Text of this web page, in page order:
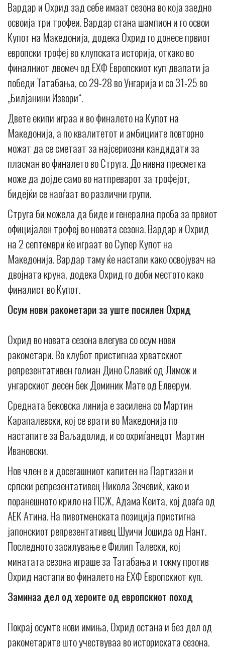
Вардар и Охрид зад себе имаат сезона во која заедно
освоија три трофеи. Вардар стана шампион и го освои
Купот на Македонија, додека Охрид го донесе првиот
европски трофеј во клупската историја, откако во
финалниот двомеч од ЕХФ Европскиот куп двапати ја
победи Татабања, со 29-28 во Унгарија и со 31-25 во
„Билјанини Извори“.
Двете екипи играа и во финалето на Купот на
Македонија, а по квалитетот и амбициите повторно
можат да се сметаат за најсериозни кандидати за
пласман во финалето во Струга. До нивна пресметка
може да дојде само во натпреварот за трофејот,
бидејќи се наоѓаат во различни групи.
Струга би можела да биде и генерална проба за првиот
официјален трофеј во новата сезона. Вардар и Охрид
на 2 септември ќе играат во Супер Купот на
Македонија. Вардар таму ќе настапи како освојувач на
двојната круна, додека Охрид го доби местото како
финалист во Купот.
Осум нови ракометари за уште посилен Охрид
Охрид во новата сезона влегува со осум нови
ракометари. Во клубот пристигнаа хрватскиот
репрезентативен голман Дино Славиќ од Лимож и
унгарскиот десен бек Доминик Мате од Елверум.
Средната бековска линија е засилена со Мартин
Карапалевски, кој се врати во Македонија по
настапите за Ваљадолид, и со охриѓанецот Мартин
Ивановски.
Нов член е и досегашниот капитен на Партизан и
српски репрезентативец Никола Зечевиќ, како и
поранешното крило на ПСЖ, Адама Кеита, кој доаѓа од
АЕК Атина. На пивотменската позиција пристигна
јапонскиот репрезентативец Шуичи Јошида од Нант.
Последното засилување е Филип Талески, кој
минатата сезона играше за Татабања и токму против
Охрид настапи во финалето на ЕХФ Европскиот куп.
Заминаа дел од хероите од европскиот поход
Покрај осумте нови имиња, Охрид остана и без дел од
ракометарите што учествуваа во историската сезона.